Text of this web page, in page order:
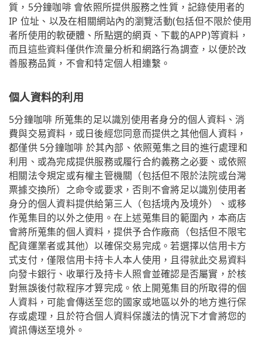
質，5分鐘咖啡 會依照所提供服務之性質，記錄使用者的
IP 位址、以及在相關網站內的瀏覽活動(包括但不限於使用
者所使用的軟硬體、所點選的網頁、下載的APP)等資料，
而且這些資料僅供作流量分析和網路行為調查，以便於改
善服務品質，不會和特定個人相連繫。
個人資料的利用
5分鐘咖啡 所蒐集的足以識別使用者身分的個人資料、消
費與交易資料，或日後經您同意而提供之其他個人資料，
都僅供 5分鐘咖啡 於其內部、依照蒐集之目的進行處理和
利用、或為完成提供服務或履行合約義務之必要、或依照
相關法令規定或有權主管機關（包括但不限於法院或台灣
票據交換所）之命令或要求，否則不會將足以識別使用者
身分的個人資料提供給第三人（包括境內及境外）、或移
作蒐集目的以外之使用。在上述蒐集目的範圍內，本商店
會將所蒐集的個人資料，提供予合作廠商（包括但不限宅
配貨運業者或其他）以確保交易完成。若選擇以信用卡方
式支付，僅限信用卡持卡人本人使用，且得就此交易資料
向發卡銀行、收單行及持卡人照會並確認是否屬實，於核
對無誤後付款程序才算完成。依上開蒐集目的所取得的個
人資料，可能會傳送至您的國家或地區以外的地方進行保
存或處理，且於符合個人資料保護法的情況下才會將您的
資訊傳送至境外。